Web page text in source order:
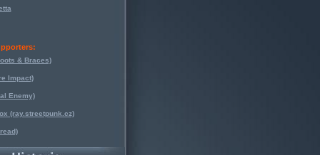
& Braces)
Impact)
Enemy)
(ray.streetpunk.cz)